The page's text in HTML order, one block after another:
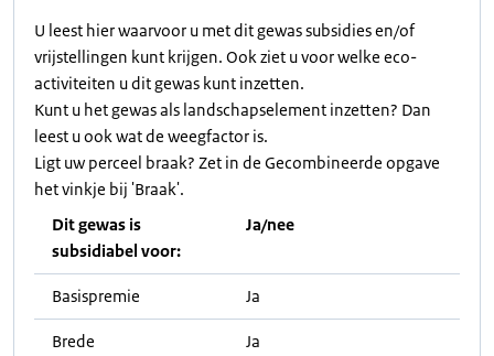
U leest hier waarvoor u met dit gewas subsidies en/of
vrijstellingen kunt krijgen. Ook ziet u voor welke eco-
activiteiten u dit gewas kunt inzetten.
Kunt u het gewas als landschapselement inzetten? Dan
leest u ook wat de weegfactor is.
Ligt uw perceel braak? Zet in de Gecombineerde opgave
het vinkje bij 'Braak'.
Dit gewas is
subsidiabel voor:
Ja/nee
Basispremie Ja
Brede
Ja